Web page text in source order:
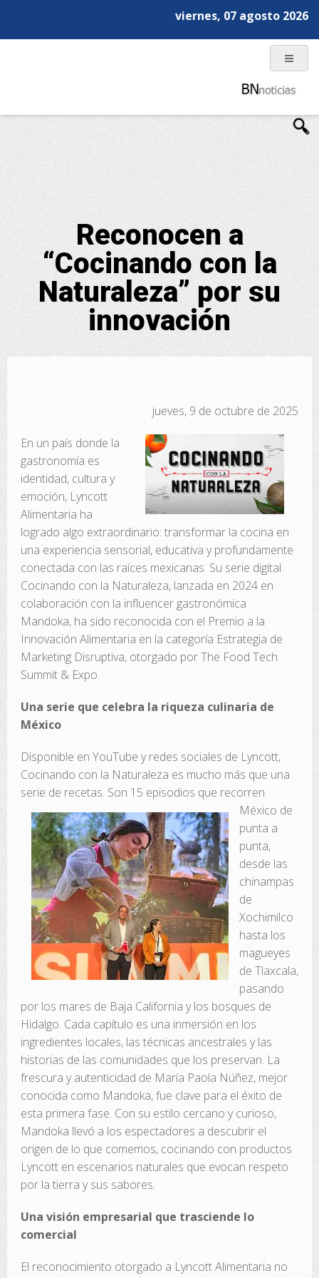
viernes, 07 agosto 2026
Reconocen a
“Cocinando con la
Naturaleza” por su
innovación
jueves, 9 de octubre de 2025
En un país donde la
gastronomía es
identidad, cultura y
emoción, Lyncott
Alimentaria ha
logrado algo extraordinario: transformar la cocina en
una experiencia sensorial, educativa y profundamente
conectada con las raíces mexicanas. Su serie digital
Cocinando con la Naturaleza, lanzada en 2024 en
colaboración con la influencer gastronómica
Mandoka, ha sido reconocida con el Premio a la
Innovación Alimentaria en la categoría Estrategia de
Marketing Disruptiva, otorgado por The Food Tech
Summit & Expo.
Una serie que celebra la riqueza culinaria de
México
Disponible en YouTube y redes sociales de Lyncott,
Cocinando con la Naturaleza es mucho más que una
serie de recetas. Son 15 episodios que recorren
México de
punta a
punta,
desde las
chinampas
de
Xochimilco
hasta los
magueyes
de Tlaxcala,
pasando
por los mares de Baja California y los bosques de
Hidalgo. Cada capítulo es una inmersión en los
ingredientes locales, las técnicas ancestrales y las
historias de las comunidades que los preservan. La
frescura y autenticidad de María Paola Núñez, mejor
conocida como Mandoka, fue clave para el éxito de
esta primera fase. Con su estilo cercano y curioso,
Mandoka llevó a los espectadores a descubrir el
origen de lo que comemos, cocinando con productos
Lyncott en escenarios naturales que evocan respeto
por la tierra y sus sabores.
Una visión empresarial que trasciende lo
comercial
El reconocimiento otorgado a Lyncott Alimentaria no